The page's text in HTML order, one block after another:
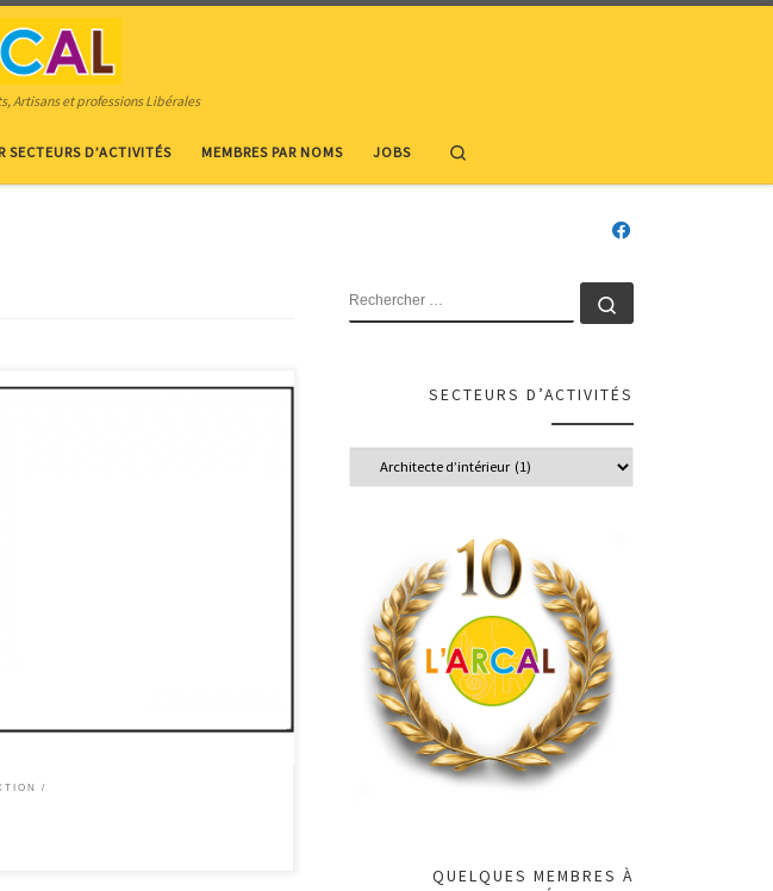
Artisans et professions Libérales
SECTEURS D’ACTIVITÉS MEMBRES PAR NOMS JOBS
clients dans la rénovation et la
RECHERCHER
SECTEURS D’ACTIVITÉS
QUELQUES MEMBRES À